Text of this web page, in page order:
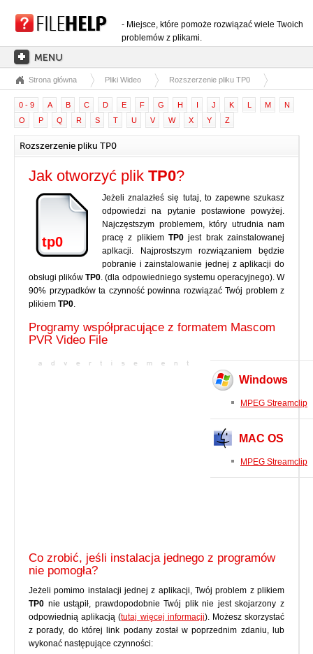
- Miejsce, które pomoże rozwiązać wiele Twoich
problemów z plikami.
STRONA GŁÓWNA
KATEGORIE ROZSZERZEŃ
KATEGORIE STEROWNIKÓW
PLIKI DLL
KONWERSJE PLIKÓW
PROGRAMY
Strona główna Pliki Wideo Rozszerzenie pliku TP0
0 - 9 A B C D E F G H I J K L M
N
O
P Q R S T U V W X Y Z
Rozszerzenie pliku TP0
Jak otworzyć plik TP0?
tp0
Jeżeli znalazłeś się tutaj, to zapewne szukasz
odpowiedzi na pytanie postawione powyżej.
Najczęstszym problemem, który utrudnia nam
pracę z plikiem TP0 jest brak zainstalowanej
aplkacji. Najprostszym rozwiązaniem będzie
pobranie i zainstalowanie jednej z aplikacji do
obsługi plikówTP0. (dla odpowiedniego systemu operacyjnego). W
90% przypadków ta czynność powinna rozwiązać Twój problem z
plikiem TP0.
Programy współpracujące z formatem Mascom
PVR Video File
Windows
MPEG Streamclip
MAC OS
MPEG Streamclip
Co zrobić, jeśli instalacja jednego z programów
nie pomogła?
Jeżeli pomimo instalacji jednej z aplikacji, Twój problem z plikiem
TP0 nie ustąpił, prawdopodobnie Twój plik nie jest skojarzony z
odpowiednią aplikacją (tutaj więcej informacji). Możesz skorzystać
z porady, do której link podany został w poprzednim zdaniu, lub
wykonać następujące czynności: